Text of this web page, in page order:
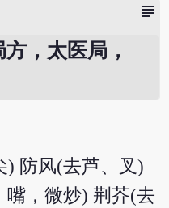
subject
，太医局，
) 防风(去芦、叉)
嘴，微炒) 荆芥(去